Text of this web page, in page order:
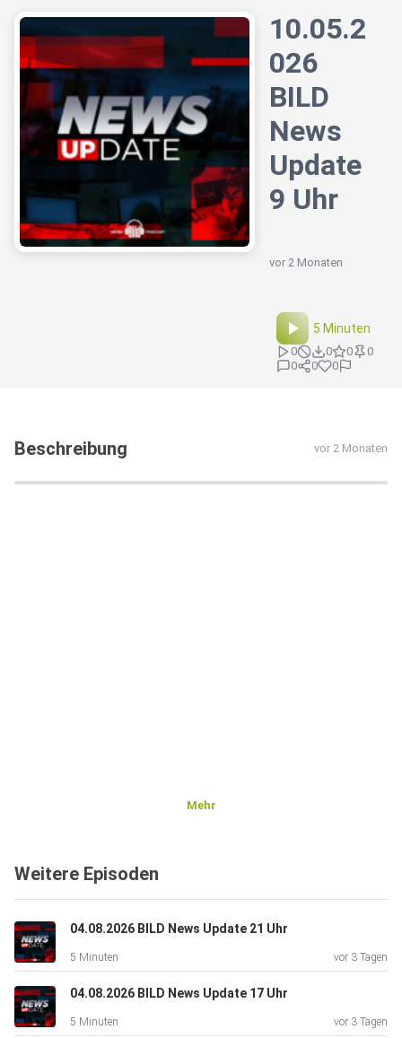
10.05.2
026
BILD
News
Update
9 Uhr
vor 2 Monaten
5 Minuten
0 0 0
0
0
0 0
Beschreibung vor 2 Monaten
Mehr
Weitere Episoden
04.08.2026 BILD News Update 21 Uhr
5 Minuten vor 3 Tagen
04.08.2026 BILD News Update 17 Uhr
5 Minuten vor 3 Tagen